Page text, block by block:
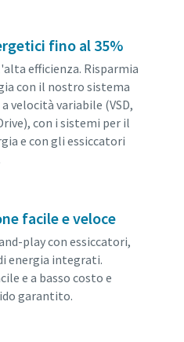
fino al 35%
efficienza. Risparmia
con il nostro sistema
velocità variabile (VSD,
con i sistemi per il
e con gli essiccatori
facile e veloce
play con essiccatori,
energia integrati.
e a basso costo e
garantito.